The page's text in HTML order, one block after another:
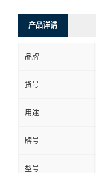
产品详请
品牌
货号
用途
牌号
型号